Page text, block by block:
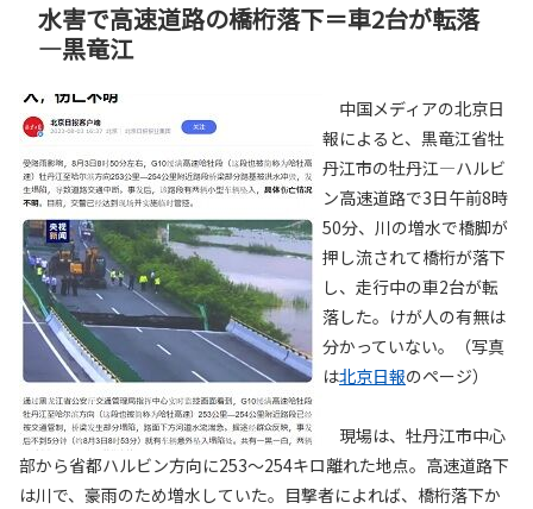
水害で高速道路の橋桁落下＝車2台が転落
―黒竜江
中国メディアの北京日
報によると、黒竜江省牡
丹江市の牡丹江―ハルビ
ン高速道路で3日午前8時
50分、川の増水で橋脚が
押し流されて橋桁が落下
し、走行中の車2台が転
落した。けが人の有無は
分かっていない。（写真
は北京日報のページ）
現場は、牡丹江市中心
部から省都ハルビン方向に253～254キロ離れた地点。高速道路下
は川で、豪雨のため増水していた。目撃者によれば、橋桁落下か